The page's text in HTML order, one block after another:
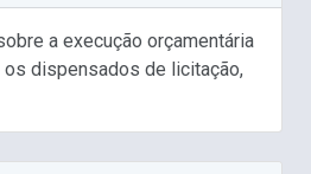
a execução orçamentária
dispensados de licitação,